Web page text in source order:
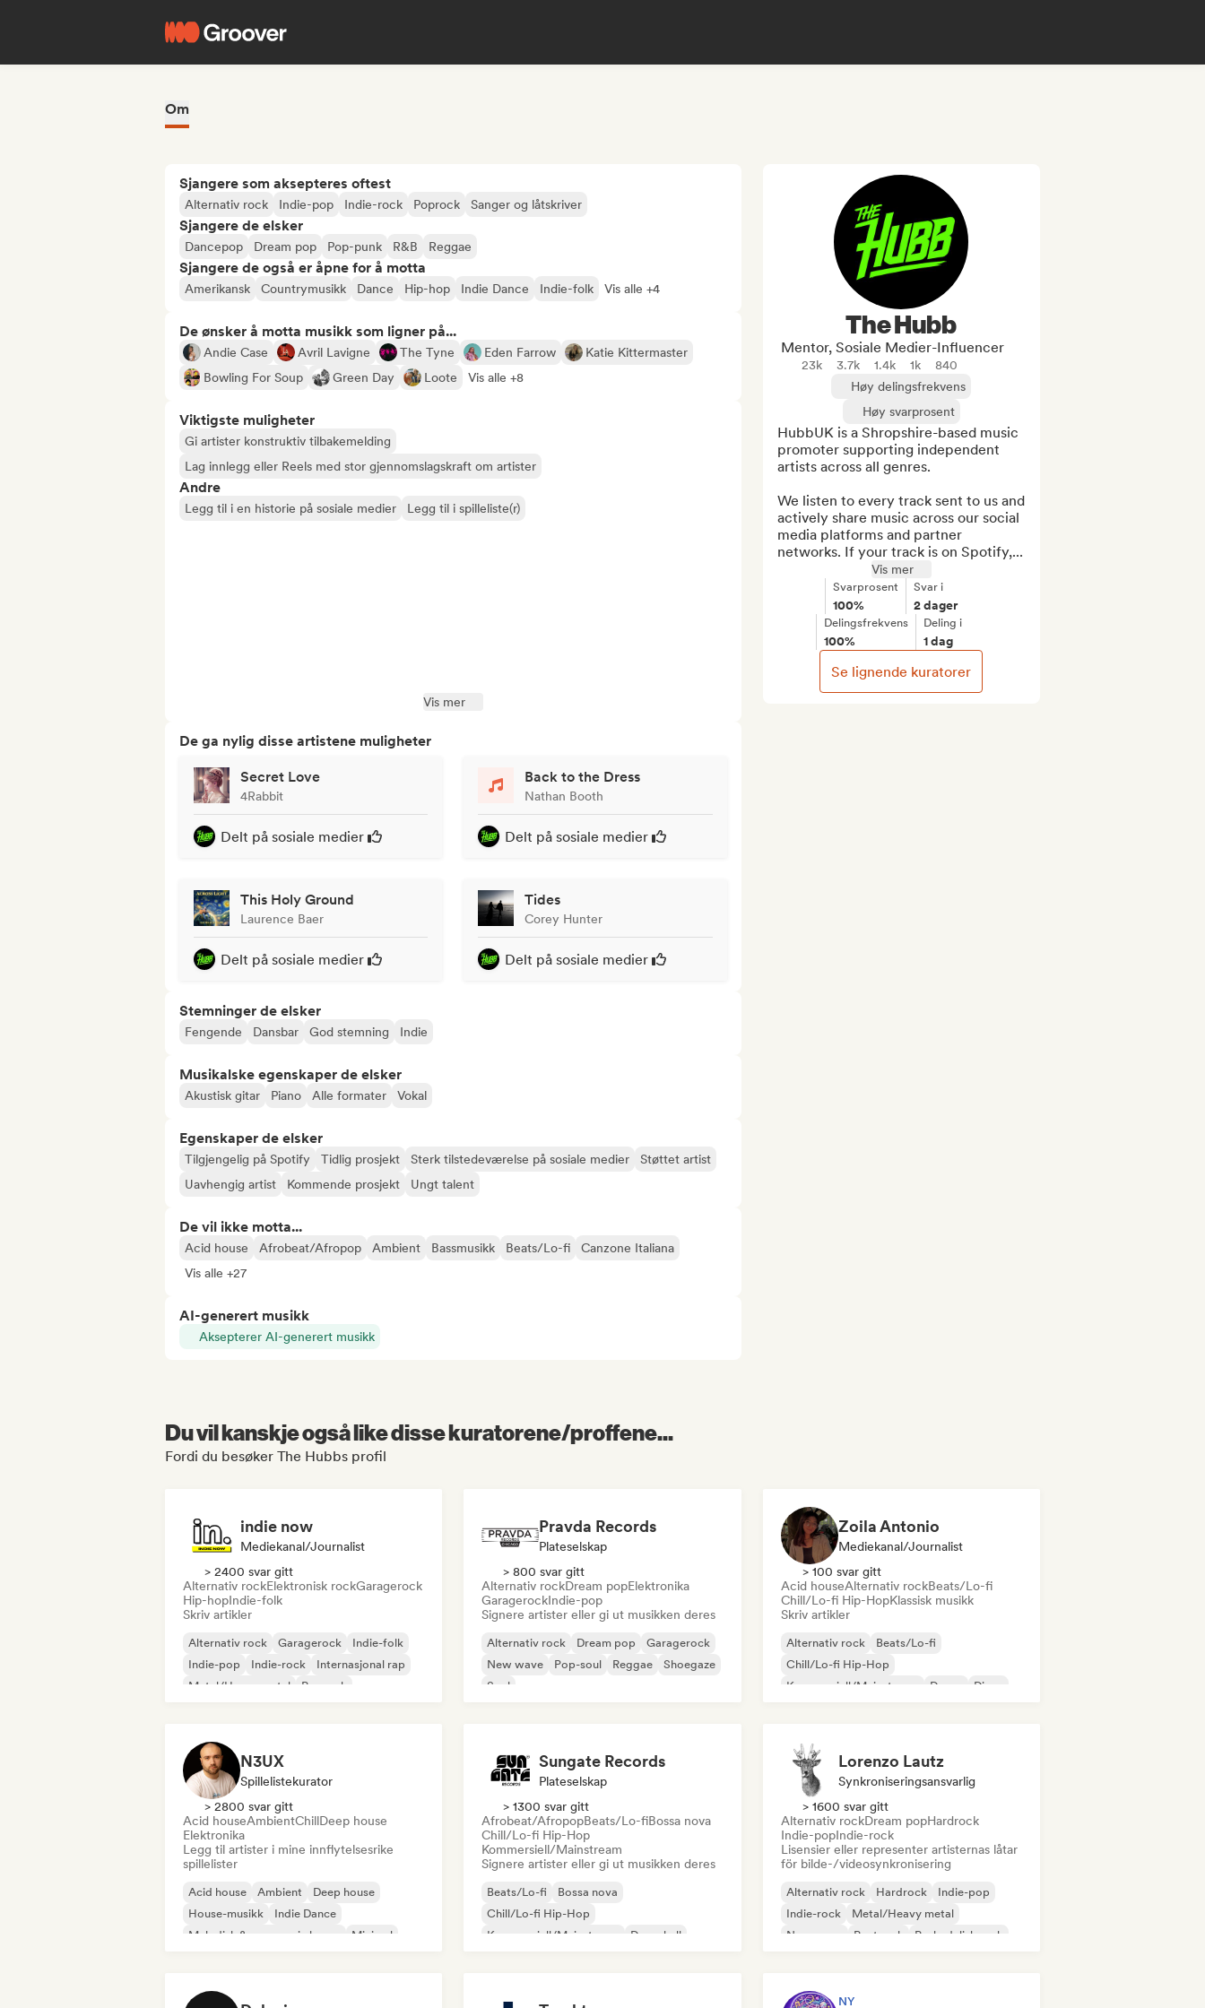
Om
Sjangere som aksepteres oftest
Alternativ rock Indie-pop Indie-rock Poprock Sanger og låtskriver
Sjangere de elsker
Dancepop Dream pop Pop-punk R&B Reggae
Sjangere de også er åpne for å motta
Amerikansk Countrymusikk Dance Hip-hop Indie Dance Indie-folk Vis alle +4
De ønsker å motta musikk som ligner på...
Andie Case Avril Lavigne The Tyne Eden Farrow
Katie Kittermaster
Bowling For Soup
Green Day Loote Vis alle +8
Viktigste muligheter
Gi artister konstruktiv tilbakemelding
Lag innlegg eller Reels med stor gjennomslagskraft om artister
Andre
Legg til i en historie på sosiale medier Legg til i spilleliste(r)
Vis mer
De ga nylig disse artistene muligheter
Secret Love
4Rabbit
Delt på sosiale medier
Back to the Dress
Nathan Booth
Delt på sosiale medier
This Holy Ground
Laurence Baer
Delt på sosiale medier
Tides
Corey Hunter
Delt på sosiale medier
Stemninger de elsker
Fengende Dansbar God stemning Indie
Musikalske egenskaper de elsker
Akustisk gitar Piano Alle formater Vokal
Egenskaper de elsker
Tilgjengelig på Spotify Tidlig prosjekt Sterk tilstedeværelse på sosiale medier
Støttet artist
Uavhengig artist
Kommende prosjekt Ungt talent
De vil ikke motta...
Acid house Afrobeat/Afropop Ambient Bassmusikk Beats/Lo-fi
Canzone Italiana
Vis alle +27
AI-generert musikk
Aksepterer AI-generert musikk
The Hubb
Mentor, Sosiale Medier-Influencer
23k 3.7k 1.4k 1k
840
Høy delingsfrekvens
Høy svarprosent
HubbUK is a Shropshire-based music
promoter supporting independent
artists across all genres.
We listen to every track sent to us and
actively share music across our social
media platforms and partner
networks. If your track is on Spotify,...
Vis mer
Svarprosent
100%
Svar i
2 dager
Delingsfrekvens
100%
Deling i
1 dag
Se lignende kuratorer
Du vil kanskje også like disse kuratorene/proffene...
Fordi du besøker The Hubbs profil
indie now
Mediekanal/journalist
> 2400 svar gitt
Alternativ rockElektronisk rockGaragerock
Hip-hopIndie-folk
Skriv artikler
Alternativ rock Garagerock
Indie-folk
Indie-pop
Indie-rock
Internasjonal rap
Metal/Heavy metal
Poprock
Pravda Records
Plateselskap
> 800 svar gitt
Alternativ rockDream popElektronika
GaragerockIndie-pop
Signere artister eller gi ut musikken deres
Alternativ rock Dream pop
Garagerock
New wave
Pop-soul Reggae
Shoegaze
Soul
Zoila Antonio
Mediekanal/journalist
> 100 svar gitt
Acid houseAlternativ rockBeats/Lo-fi
Chill/Lo-fi Hip-HopKlassisk musikk
Skriv artikler
Alternativ rock
Beats/Lo-fi
Chill/Lo-fi Hip-Hop
Kommersiell/Mainstream
Dance
Disco
N3UX
Spillelistekurator
> 2800 svar gitt
Acid houseAmbientChillDeep house
Elektronika
Legg til artister i mine innflytelsesrike
spillelister
Acid house Ambient
Deep house
House-musikk
Indie Dance
Melodisk & progressiv house
Minimal
Sungate Records
Plateselskap
> 1300 svar gitt
Afrobeat/AfropopBeats/Lo-fiBossa nova
Chill/Lo-fi Hip-Hop
Kommersiell/Mainstream
Signere artister eller gi ut musikken deres
Beats/Lo-fi
Bossa nova
Chill/Lo-fi Hip-Hop
Kommersiell/Mainstream
Dancehall
Lorenzo Lautz
Synkroniseringsansvarlig
> 1600 svar gitt
Alternativ rockDream popHardrock
Indie-popIndie-rock
Lisensier eller representer artisternas låtar
för bilde-/videosynkronisering
Alternativ rock Hardrock
Indie-pop
Indie-rock
Metal/Heavy metal
New wave
Postpunk Psykedelisk rock
NY